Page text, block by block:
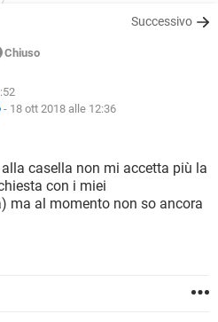
WHATSAPP
GAMING
WINDOWS 10
FACEBOOK
WHATSAPP
ANDROID
WINDOWS 10
Successivo
Chiuso
- 18 ott 2018 alle 12:36
casella non mi accetta più la
con i miei
ma al momento non so ancora